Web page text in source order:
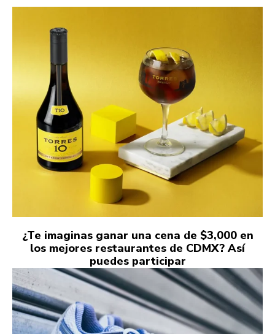
¿Te imaginas ganar una cena de $3,000 en
los mejores restaurantes de CDMX? Así
puedes participar